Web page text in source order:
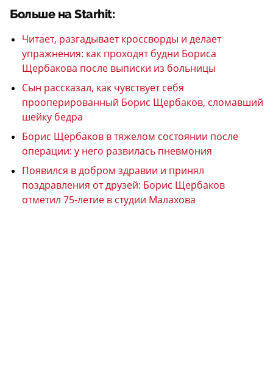
Больше на Starhit:
Читает, разгадывает кроссворды и делает
упражнения: как проходят будни Бориса
Щербакова после выписки из больницы
Сын рассказал, как чувствует себя
прооперированный Борис Щербаков, сломавший
шейку бедра
Борис Щербаков в тяжелом состоянии после
операции: у него развилась пневмония
Появился в добром здравии и принял
поздравления от друзей: Борис Щербаков
отметил 75-летие в студии Малахова